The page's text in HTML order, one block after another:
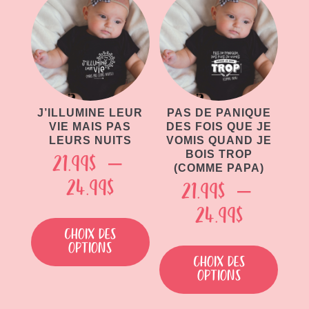
choisies
sur
la
page
être
J’ILLUMINE LEUR
VIE MAIS PAS
LEURS NUITS
21.99$ –
24.99$Plage
de
prix :
21.99$
Choix des
options
a
plusieurs
variations.
PAS DE PANIQUE
DES FOIS QUE JE
VOMIS QUAND JE
BOIS TROP
(COMME PAPA)
21.99$ –
24.99$Plage
de
prix :
21.99$
Choix des
options
a